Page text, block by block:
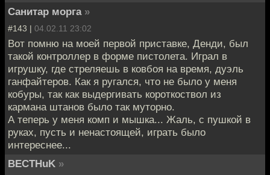
Санитар морга »
#143 | 04.02.11 23:02
Вот помню на моей первой приставке, Денди, был
такой контроллер в форме пистолета. Играл в
игрушку, где стреляешь в ковбоя на время, дуэль
ганфайтеров. Как я ругался, что не было у меня
кобуры, так как выдергивать короткоствол из
кармана штанов было так муторно.
А теперь у меня комп и мышка... Жаль, с пушкой в
руках, пусть и ненастоящей, играть было
интереснее...
BECTHuK »